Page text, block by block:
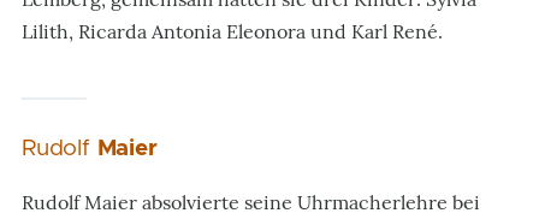
Lilith, Ricarda Antonia Eleonora und Karl René.
Rudolf Maier
Rudolf Maier absolvierte seine Uhrmacherlehre bei